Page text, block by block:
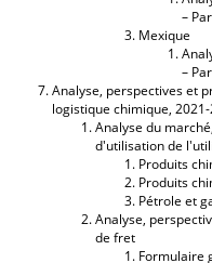
–
Mexique
–
Analyse, perspectives et
logistique chimique,
Analyse du
d'utilisation de
Produits
Produits
Pétrole et
Analyse,
de fret
Formulaire